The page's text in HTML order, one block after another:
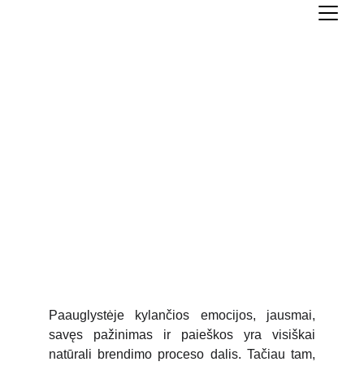
Paauglystėje kylančios emocijos, jausmai,
savęs pažinimas ir paieškos yra visiškai
natūrali brendimo proceso dalis. Tačiau tam,